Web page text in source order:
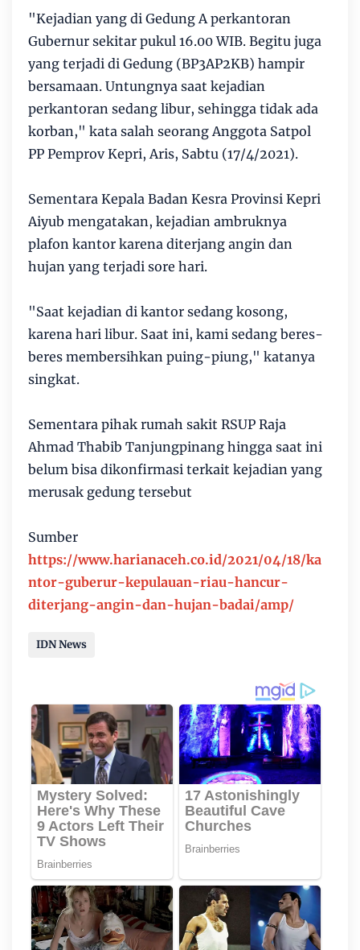
"Kejadian yang di Gedung A perkantoran
Gubernur sekitar pukul 16.00 WIB. Begitu juga
yang terjadi di Gedung (BP3AP2KB) hampir
bersamaan. Untungnya saat kejadian
perkantoran sedang libur, sehingga tidak ada
korban," kata salah seorang Anggota Satpol
PP Pemprov Kepri, Aris, Sabtu (17/4/2021).
Sementara Kepala Badan Kesra Provinsi Kepri
Aiyub mengatakan, kejadian ambruknya
plafon kantor karena diterjang angin dan
hujan yang terjadi sore hari.
"Saat kejadian di kantor sedang kosong,
karena hari libur. Saat ini, kami sedang beres-
beres membersihkan puing-piung," katanya
singkat.
Sementara pihak rumah sakit RSUP Raja
Ahmad Thabib Tanjungpinang hingga saat ini
belum bisa dikonfirmasi terkait kejadian yang
merusak gedung tersebut
Sumber
https://www.harianaceh.co.id/2021/04/18/ka
ntor-guberur-kepulauan-riau-hancur-
diterjang-angin-dan-hujan-badai/amp/
IDN News